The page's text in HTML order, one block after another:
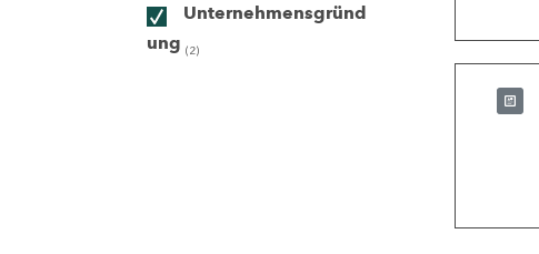
Unternehmensgründ
ung (2)